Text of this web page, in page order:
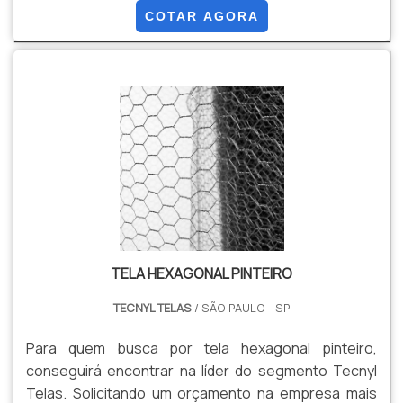
possuam grande espaço, e pode ser encontrado em
empresas de Jundiai e Itu.Este tipo de cerca é muito
e fazendas, principalmente por ser um produto com
longa durabilidade e pela economia que proporciona
COTAR AGORA
TELA HEXAGONAL PINTEIRO
TECNYL TELAS/ SÃO PAULO - SP
Para quem busca por tela hexagonal pinteiro,
conseguirá encontrar na líder do segmento Tecnyl
Telas. Solicitando um orçamento na empresa mais